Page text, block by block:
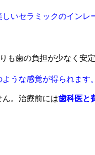
しいセラミックのインレ
も歯の負担が少なく安
うな感覚が得られます。
。治療前には歯科医と